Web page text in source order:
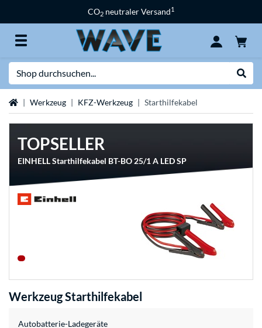
CO2 neutraler Versand1
StartseiteWerkzeug KFZ-Werkzeug Starthilfekabel
TOPSELLER
EINHELL Starthilfekabel BT-BO 25/1 A LED SP
Werkzeug Starthilfekabel
Autobatterie-Ladegeräte